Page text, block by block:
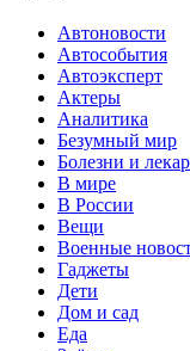
Автоновости
Автособытия
Автоэксперт
Актеры
Аналитика
Безумный мир
Болезни и
В мире
В России
Вещи
Военные
Гаджеты
Дети
Дом и сад
Еда